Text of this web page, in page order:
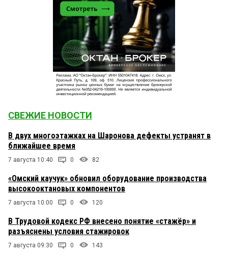
СВЕЖИЕ НОВОСТИ
В двух многоэтажках на Шаронова дефекты устранят в
ближайшее время
7 августа 10:40 0 82
«Омский каучук» обновил оборудование производства
высокооктановых компонентов
7 августа 10:00 0 120
В Трудовой кодекс РФ внесено понятие «стажёр» и
разъяснены условия стажировок
7 августа 09:30 0 143